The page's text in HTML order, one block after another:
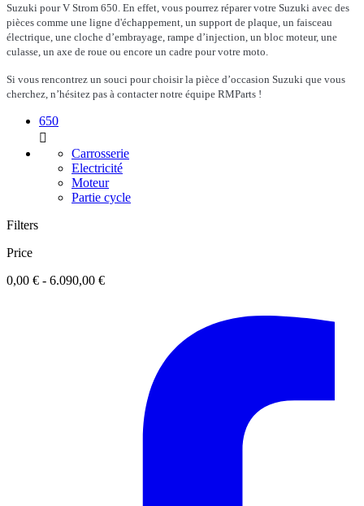
Suzuki pour V Strom 650. En effet, vous pourrez réparer votre Suzuki avec des
pièces comme une ligne d'échappement, un support de plaque, un faisceau
électrique, une cloche d’embrayage, rampe d’injection, un bloc moteur, une
culasse, un axe de roue ou encore un cadre pour votre moto.
Si vous rencontrez un souci pour choisir la pièce d’occasion Suzuki que vous
cherchez, n’hésitez pas à contacter notre équipe RMParts !
650

Carrosserie
Electricité
Moteur
Partie cycle
Filters
Price
0,00 € - 6.090,00 €